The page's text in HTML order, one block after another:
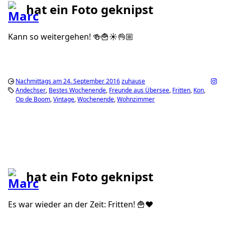
hat ein Foto geknipst
Kann so weitergehen! 🍻🍟☀️👌🏼
Nachmittags am 24. September 2016zuhause
Andechser Bestes Wochenende Freunde aus Übersee Fritten Kon
Op de Boom Vintage Wochenende Wohnzimmer
hat ein Foto geknipst
Es war wieder an der Zeit: Fritten! 🍟❤️